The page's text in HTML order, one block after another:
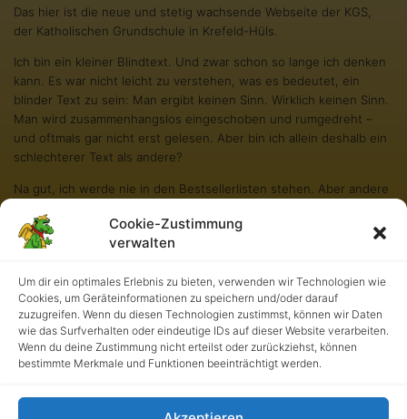
Cookie-Zustimmung
verwalten
Um dir ein optimales Erlebnis zu bieten, verwenden wir Technologien wie
Cookies, um Geräteinformationen zu speichern und/oder darauf
zuzugreifen. Wenn du diesen Technologien zustimmst, können wir Daten
wie das Surfverhalten oder eindeutige IDs auf dieser Website verarbeiten.
Wenn du deine Zustimmung nicht erteilst oder zurückziehst, können
bestimmte Merkmale und Funktionen beeinträchtigt werden.
Das hier ist die neue und stetig wachsende Webseite der KGS,
der Katholischen Grundschule in Krefeld-Hüls.
Ich bin ein kleiner Blindtext. Und zwar schon so lange ich denken
kann. Es war nicht leicht zu verstehen, was es bedeutet, ein
blinder Text zu sein: Man ergibt keinen Sinn. Wirklich keinen Sinn.
Man wird zusammenhangslos eingeschoben und rumgedreht –
und oftmals gar nicht erst gelesen. Aber bin ich allein deshalb ein
schlechterer Text als andere?
Na gut, ich werde nie in den Bestsellerlisten stehen. Aber andere
besonders blind zu sein. Und sollten Sie diese Zeilen noch immer
lesen, so habe ich als kleiner Blindtext etwas geschafft, wovon all